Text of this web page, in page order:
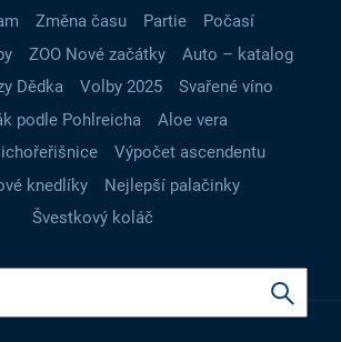
Změna času Partie
Počasí
ZOO Nové začátky
Auto – katalog
Dědka
Volby 2025
Svařené víno
podle Pohlreicha
Aloe vera
Výpočet ascendentu
knedlíky
Nejlepší palačinky
Švestkový koláč